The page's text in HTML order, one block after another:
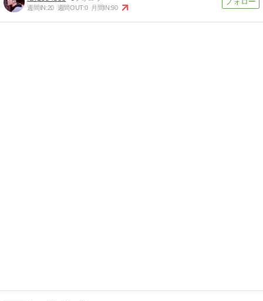
週間IN:20 週間OUT:0 月間IN:90